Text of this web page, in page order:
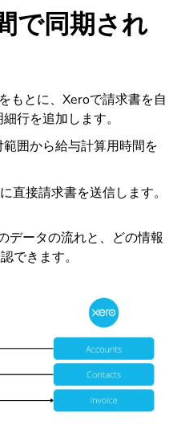
で同期され
もとに、Xeroで請求書を自
行を追加します。
囲から給与計算用時間を
直接請求書を送信します。
データの流れと、どの情報
できます。